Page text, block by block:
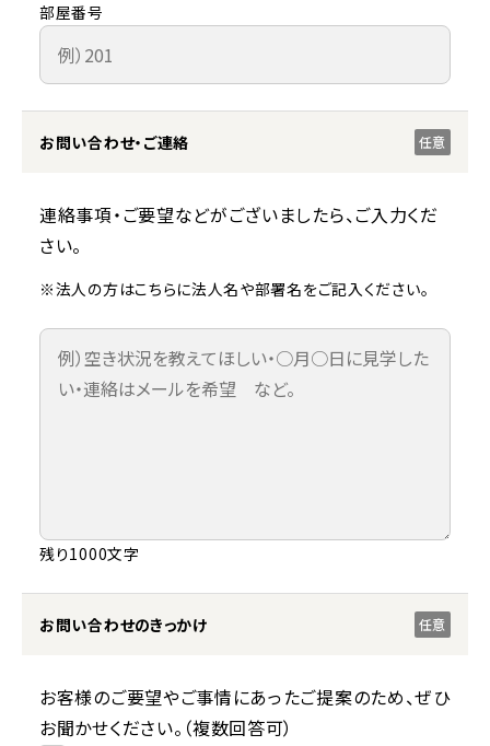
部屋番号
お問い合わせ・ご連絡 任意
連絡事項・ご要望などがございましたら、ご入力くだ
さい。
※法人の方はこちらに法人名や部署名をご記入ください。
残り1000文字
お問い合わせのきっかけ 任意
お客様のご要望やご事情にあったご提案のため、ぜひ
お聞かせください。（複数回答可）